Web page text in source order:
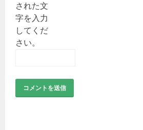
された文
字を入力
してくだ
さい。